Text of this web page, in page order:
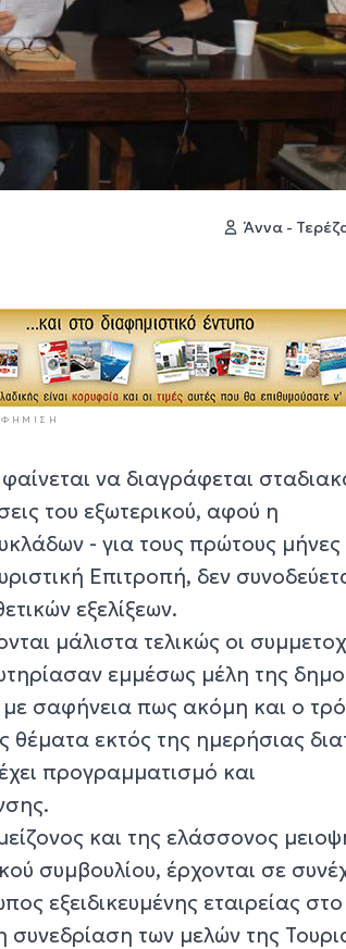
Άννα -
να διαγράφεται
του εξωτερικού, αφού η
- για τους πρώτους μήνες
Επιτροπή, δεν
εξελίξεων.
μάλιστα τελικώς οι
εμμέσως μέλη της
σαφήνεια πως ακόμη και ο
εκτός της ημερήσιας
προγραμματισμό και
και της ελάσσονος
συμβουλίου, έρχονται σε
εξειδικευμένης εταιρείας στο
των μελών της